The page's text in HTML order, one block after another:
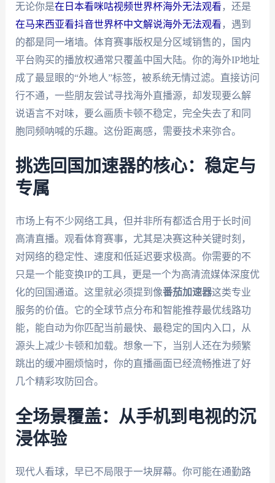
无论你是在日本看咪咕视频世界杯海外无法观看 ，还是
在马来西亚看抖音世界杯中文解说海外无法观看 ，遇到
的都是同一堵墙。体育赛事版权是分区域销售的，国内
平台购买的播放权通常只覆盖中国大陆。你的海外IP地址
成了最显眼的“外地人”标签，被系统无情过滤。直接访问
行不通，一些朋友尝试寻找海外直播源，却发现要么解
说语言不对味，要么画质卡顿不稳定，完全失去了和同
胞同频呐喊的乐趣。这份距离感，需要技术来弥合。
挑选回国加速器的核心：稳定与
专属
市场上有不少网络工具，但并非所有都适合用于长时间
高清直播。观看体育赛事，尤其是决赛这种关键时刻，
对网络的稳定性、速度和低延迟要求极高。你需要的不
只是一个能变换IP的工具，更是一个为高清流媒体深度优
化的回国通道。这里就必须提到像番茄加速器这类专业
服务的价值。它的全球节点分布和智能推荐最优线路功
能，能自动为你匹配当前最快、最稳定的国内入口，从
源头上减少卡顿和加载。想象一下，当别人还在为频繁
跳出的缓冲圈烦恼时，你的直播画面已经流畅推进了好
几个精彩攻防回合。
全场景覆盖：从手机到电视的沉
浸体验
现代人看球，早已不局限于一块屏幕。你可能在通勤路